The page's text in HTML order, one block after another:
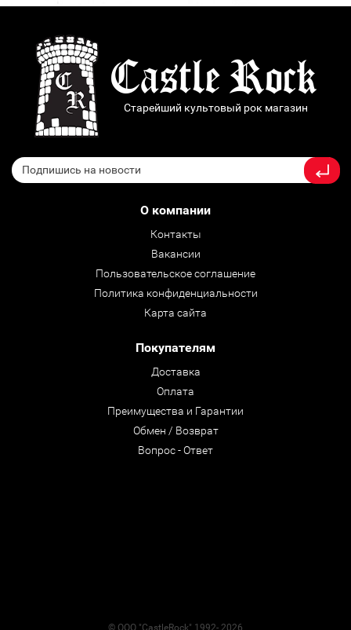
Старейший культовый рок магазин
О компании
Контакты
Вакансии
Пользовательское соглашение
Политика конфиденциальности
Карта сайта
Покупателям
Доставка
Оплата
Преимущества и Гарантии
Обмен / Возврат
Вопрос - Ответ